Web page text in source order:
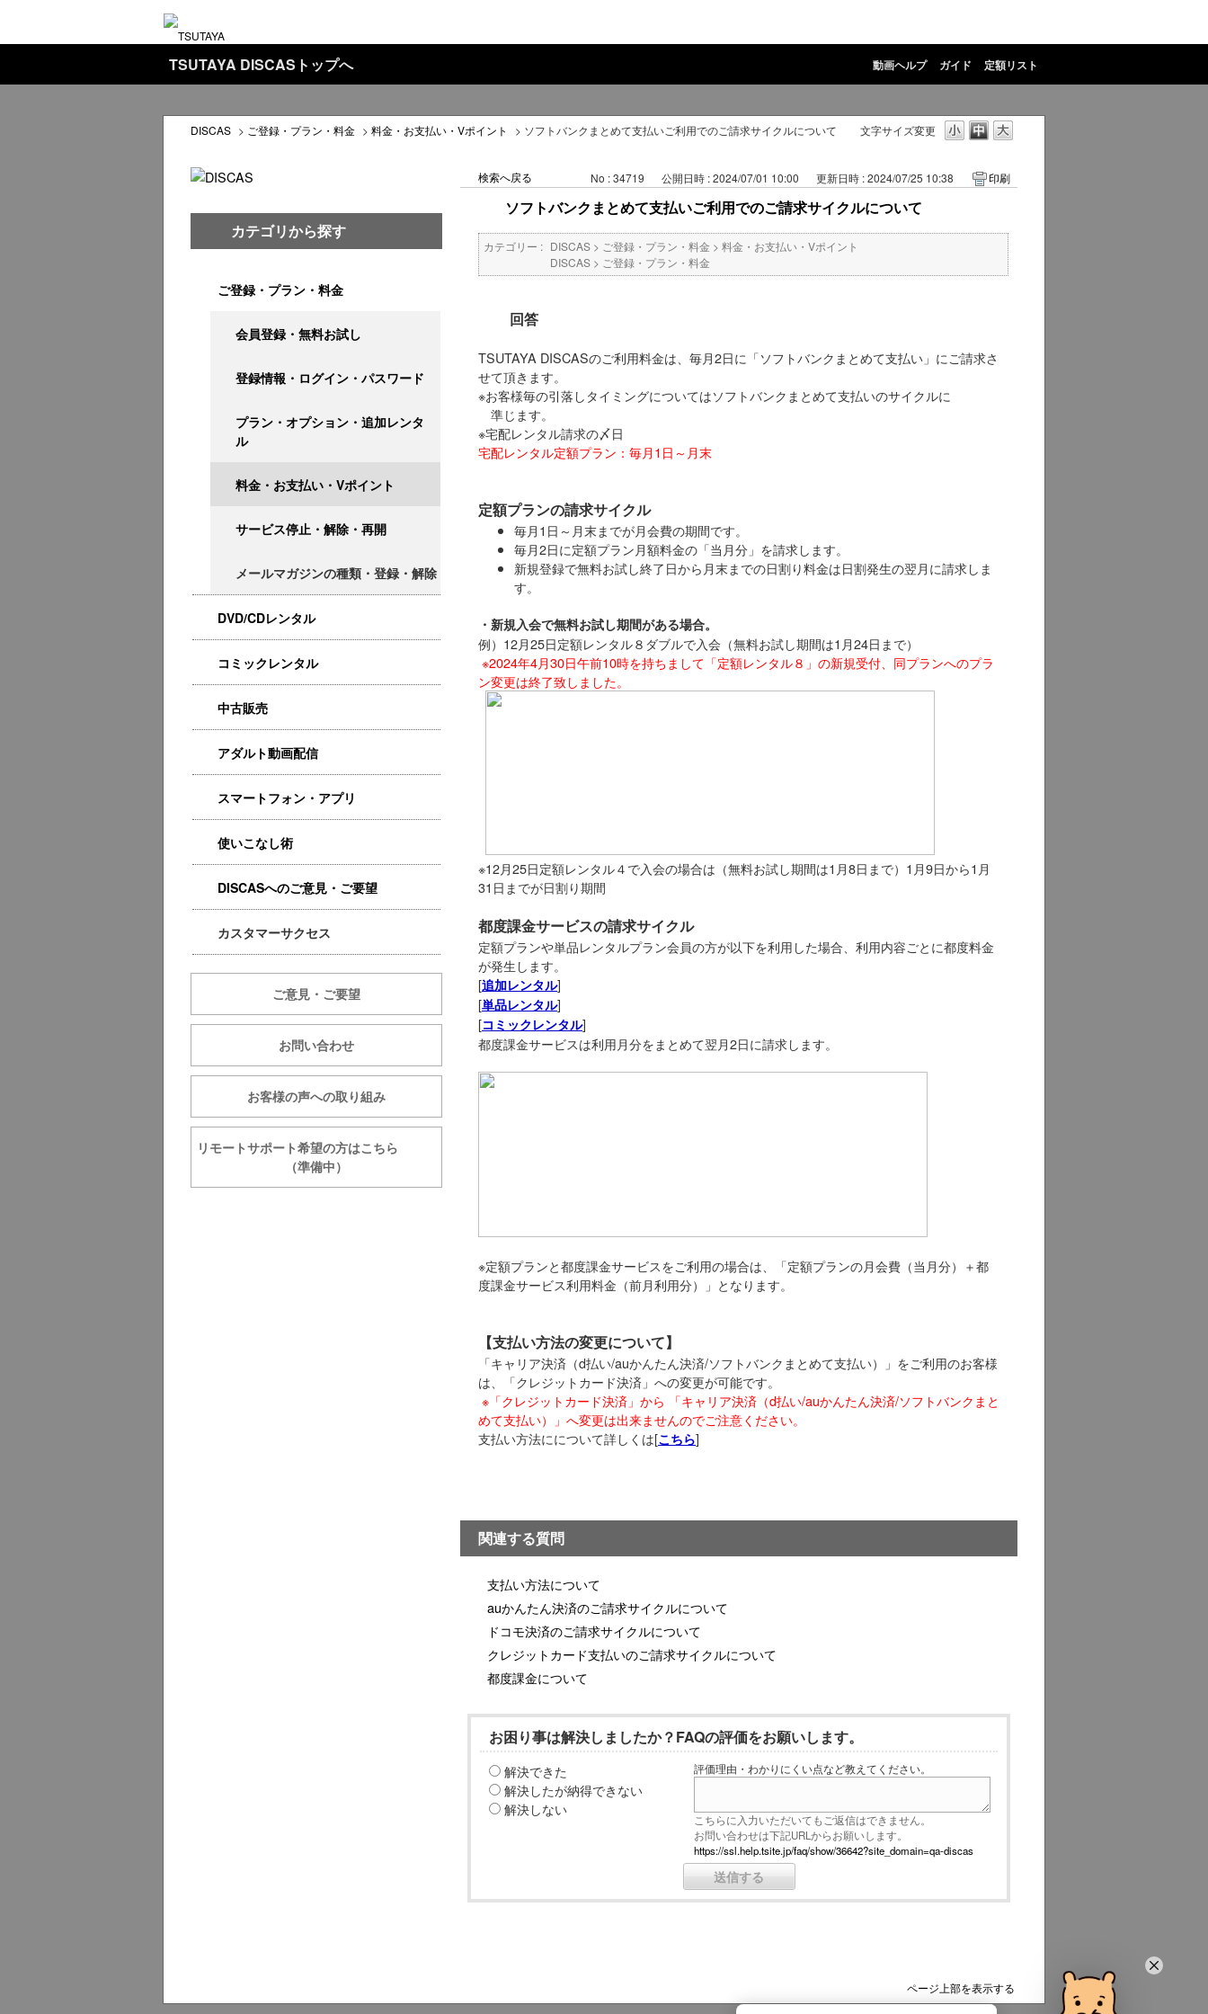
TSUTAYA DISCASトップへ 動画ヘルプ ガイド 定額リスト
文字サイズ変更
DISCAS > ご登録・プラン・料金 > 料金・お支払い・Vポイント > ソフトバンクまとめて支払いご利用でのご請求サイクルについて
カテゴリから探す
ご登録・プラン・料金
会員登録・無料お試し
登録情報・ログイン・パスワード
プラン・オプション・追加レンタ
ル
料金・お支払い・Vポイント
サービス停止・解除・再開
メールマガジンの種類・登録・解除
DVD/CDレンタル
コミックレンタル
中古販売
アダルト動画配信
スマートフォン・アプリ
使いこなし術
DISCASへのご意見・ご要望
カスタマーサクセス
ご意見・ご要望
お問い合わせ
お客様の声への取り組み
リモートサポート希望の方はこちら
（準備中）
検索へ戻る No : 34719 公開日時 : 2024/07/01 10:00 更新日時 : 2024/07/25 10:38 印刷
ソフトバンクまとめて支払いご利用でのご請求サイクルについて
カテゴリー : DISCAS > ご登録・プラン・料金 > 料金・お支払い・Vポイント
DISCAS > ご登録・プラン・料金
回答
TSUTAYA DISCASのご利用料金は、毎月2日に「ソフトバンクまとめて支払い」にご請求さ
せて頂きます。
※お客様毎の引落しタイミングについてはソフトバンクまとめて支払いのサイクルに
準じます。
※宅配レンタル請求の〆日
宅配レンタル定額プラン：毎月1日～月末
定額プランの請求サイクル
毎月1日～月末までが月会費の期間です。
毎月2日に定額プラン月額料金の「当月分」を請求します。
新規登録で無料お試し終了日から月末までの日割り料金は日割発生の翌月に請求しま
す。
・新規入会で無料お試し期間がある場合。
例）12月25日定額レンタル８ダブルで入会（無料お試し期間は1月24日まで）
※2024年4月30日午前10時を持ちまして「定額レンタル８」の新規受付、同プランへのプラ
ン変更は終了致しました。
※12月25日定額レンタル４で入会の場合は（無料お試し期間は1月8日まで）1月9日から1月
31日までが日割り期間
都度課金サービスの請求サイクル
定額プランや単品レンタルプラン会員の方が以下を利用した場合、利用内容ごとに都度料金
が発生します。
[追加レンタル]
[単品レンタル]
[コミックレンタル]
都度課金サービスは利用月分をまとめて翌月2日に請求します。
※定額プランと都度課金サービスをご利用の場合は、「定額プランの月会費（当月分）＋都
度課金サービス利用料金（前月利用分）」となります。
【支払い方法の変更について】
「キャリア決済（d払い/auかんたん決済/ソフトバンクまとめて支払い）」をご利用のお客様
は、「クレジットカード決済」への変更が可能です。
※「クレジットカード決済」から 「キャリア決済（d払い/auかんたん決済/ソフトバンクまと
めて支払い）」へ変更は出来ませんのでご注意ください。
支払い方法にについて詳しくは[こちら]
関連する質問
支払い方法について
auかんたん決済のご請求サイクルについて
ドコモ決済のご請求サイクルについて
クレジットカード支払いのご請求サイクルについて
都度課金について
お困り事は解決しましたか？FAQの評価をお願いします。
解決できた
解決したが納得できない
解決しない
評価理由・わかりにくい点など教えてください。
こちらに入力いただいてもご返信はできません。
お問い合わせは下記URLからお願いします。
https://ssl.help.tsite.jp/faq/show/36642?site_domain=qa-discas
ページ上部を表示する